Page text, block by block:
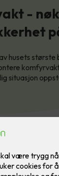
-
husets
situasjon